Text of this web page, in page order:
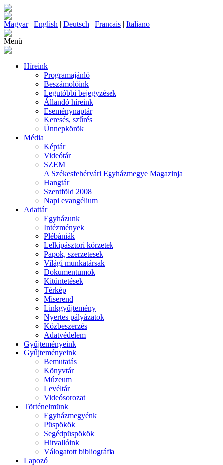
Magyar| English | Deutsch | Francais | Italiano
Menü
Híreink
Programajánló
Beszámolóink
Legutóbbi bejegyzések
Állandó híreink
Eseménynaptár
Keresés, szűrés
Ünnepkörök
Média
Képtár
Videótár
SZEM
A Székesfehérvári Egyházmegye Magazinja
Hangtár
Szentföld 2008
Napi evangélium
Adattár
Egyházunk
Intézmények
Plébániák
Lelkipásztori körzetek
Papok, szerzetesek
Világi munkatársak
Dokumentumok
Kitüntetések
Térkép
Miserend
Linkgyűjtemény
Nyertes pályázatok
Közbeszerzés
Adatvédelem
Gyűjteményeink
Gyűjteményeink
Bemutatás
Könyvtár
Múzeum
Levéltár
Videósorozat
Történelmünk
Egyházmegyénk
Püspökök
Segédpüspökök
Hitvallóink
Válogatott bibliográfia
Lapozó